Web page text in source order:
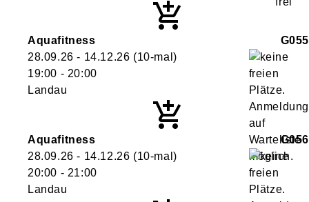
Aquafitness
G055
28.09.26 - 14.12.26 (10-mal)
19:00 - 20:00
Landau
Aquafitness
G056
28.09.26 - 14.12.26 (10-mal)
20:00 - 21:00
Landau